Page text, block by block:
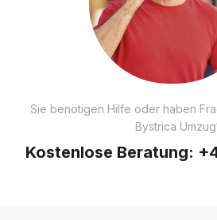
Sie benötigen Hilfe oder haben
Bystrica
Kostenlose Beratung: